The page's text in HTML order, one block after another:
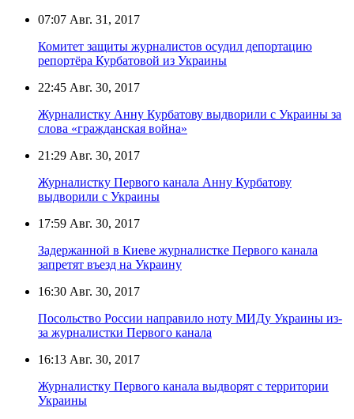
07:07 Авг. 31, 2017
Комитет защиты журналистов осудил депортацию
репортёра Курбатовой из Украины
22:45 Авг. 30, 2017
Журналистку Анну Курбатову выдворили с Украины за
слова «гражданская война»
21:29 Авг. 30, 2017
Журналистку Первого канала Анну Курбатову
выдворили с Украины
17:59 Авг. 30, 2017
Задержанной в Киеве журналистке Первого канала
запретят въезд на Украину
16:30 Авг. 30, 2017
Посольство России направило ноту МИДу Украины из-
за журналистки Первого канала
16:13 Авг. 30, 2017
Журналистку Первого канала выдворят с территории
Украины